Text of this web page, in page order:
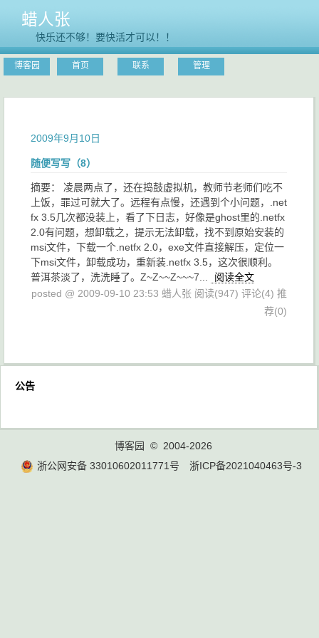
蜡人张
快乐还不够！要快活才可以！！
博客园 首页 联系 管理
2009年9月10日
随便写写（8）
摘要： 凌晨两点了，还在捣鼓虚拟机，教师节老师们吃不
上饭，罪过可就大了。远程有点慢，还遇到个小问题，.net
fx 3.5几次都没装上，看了下日志，好像是ghost里的.netfx
2.0有问题，想卸载之，提示无法卸载，找不到原始安装的
msi文件，下载一个.netfx 2.0，exe文件直接解压，定位一
下msi文件，卸载成功，重新装.netfx 3.5，这次很顺利。
普洱茶淡了，洗洗睡了。Z~Z~~Z~~~7...
阅读全文
posted @ 2009-09-10 23:53 蜡人张 阅读(947) 评论(4) 推
荐(0)
公告
博客园
© 2004-2026
浙公网安备 33010602011771号
浙ICP备2021040463号-3